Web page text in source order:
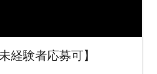
経験者応募可】